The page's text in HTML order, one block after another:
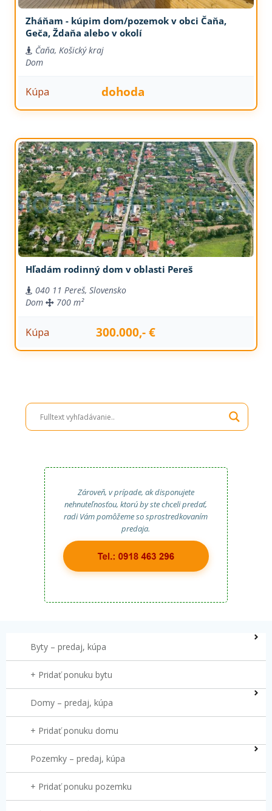
Zháňam - kúpim dom/pozemok v obci Čaňa,
Geča, Ždaňa alebo v okolí
Čaňa, Košický kraj
Dom
Kúpa dohoda
Hľadám rodinný dom v oblasti Pereš
040 11 Pereš, Slovensko
Dom
700 m²
Kúpa 300.000,- €
Zároveň, v prípade, ak disponujete
nehnuteľnosťou, ktorú by ste chceli predať,
radi Vám pomôžeme so sprostredkovaním
predaja.
Byty – predaj, kúpa
+ Pridať ponuku bytu
Domy – predaj, kúpa
+ Pridať ponuku domu
Pozemky – predaj, kúpa
+ Pridať ponuku pozemku